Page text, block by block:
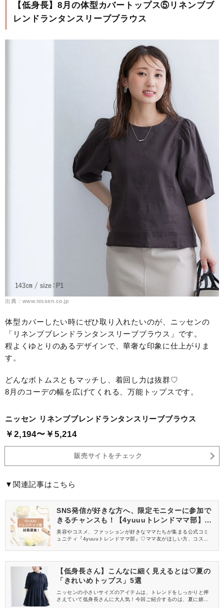
【低身長】8月の体型カバートップス⑤リネンブブ
レンドランタンスリーブブラウス
出典：www.nissen.co.jp
体型カバーしたい時にぜひ取り入れたいのが、ニッセンの
「リネンブブレンドランタンスリーブブラウス」です。
程よくゆとりのあるデザインで、華奢な印象に仕上がりま
す。
どんなボトムスともマッチし、着回し力は抜群♡
8月のコーデの幅を広げてくれる、万能トップスです。
ニッセン リネンブブレンドランタンスリーブブラウス
￥2,194〜￥5,214
販売サイトをチェック
▼関連記事はこちら
SNS発信が好きな方へ、限定モニターに参加で
きるチャンスも！【4yuuuトレンドママ部】部
員募集中
美容やコスメ、ファッションが好きなママたちが集まる公式コミ
ュニティ『4yuuuトレンドママ部』♡ママ友がほしい方、コスメサ
信してくれる方を募集しています！
【低身長さん】こんなに細く見えるとは♡夏の
「きれいめトップス」5選
ニッセンの小さいサイズのアイテムは、トレンドをしっかりと押
さえていて低身長さんに大人気！今回ご紹介するのは、夏に嬉し